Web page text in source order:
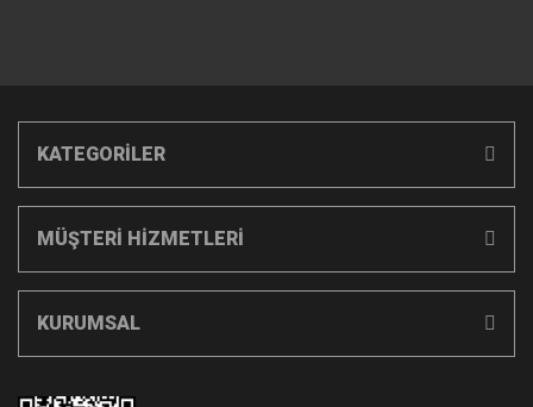
KATEGORİLER
MÜŞTERİ HİZMETLERİ
KURUMSAL